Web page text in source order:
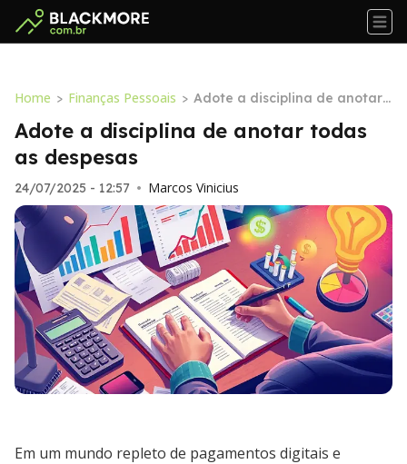
Home > Finanças Pessoais > Adote a disciplina de anotar t
odas as despesas
Adote a disciplina de anotar todas
as despesas
24/07/2025 - 12:57 • Marcos Vinicius
Em um mundo repleto de pagamentos digitais e